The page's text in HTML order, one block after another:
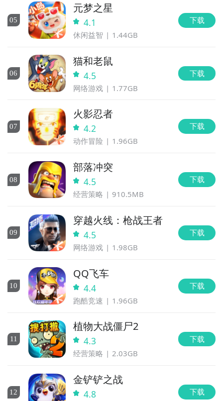
05
元梦之星
4.1
休闲益智 1.44GB
下载
06
猫和老鼠
4.5
网络游戏 1.77GB
下载
07
火影忍者
4.2
动作冒险 1.96GB
下载
08
部落冲突
4.5
经营策略 910.5MB
下载
09
穿越火线：枪战王者
4.5
网络游戏 1.98GB
下载
10
QQ飞车
4.4
跑酷竞速 1.96GB
下载
11
植物大战僵尸2
4.3
经营策略 2.03GB
下载
12
金铲铲之战
4.8 下载